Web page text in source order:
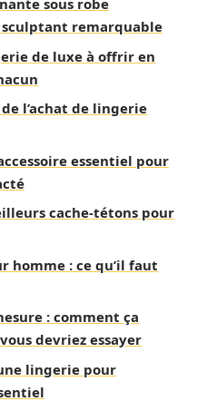
sous robe
remarquable
de luxe à offrir en
l’achat de lingerie
essentiel pour
cache-tétons pour
homme : ce qu’il faut
: comment ça
devriez essayer
lingerie pour